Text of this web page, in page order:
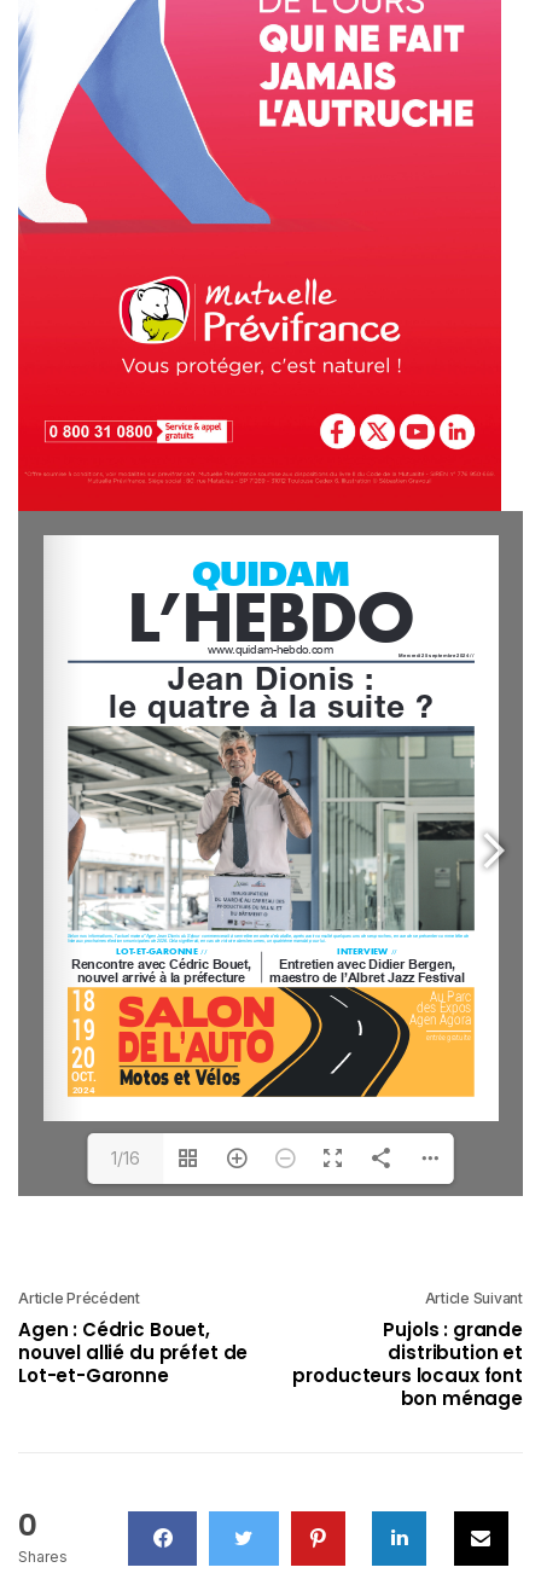
1/16
Article Précédent
Agen : Cédric Bouet,
nouvel allié du préfet de
Lot-et-Garonne
Article Suivant
Pujols : grande
distribution et
producteurs locaux font
bon ménage
0
Shares